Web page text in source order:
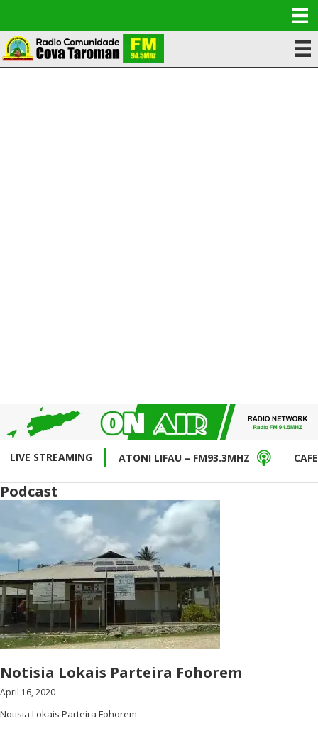
LIVE STREAMING ATONI LIFAU – FM93.3MHZ
Podcast
Notisia Lokais Parteira Fohorem
April 16, 2020
Notisia Lokais Parteira Fohorem